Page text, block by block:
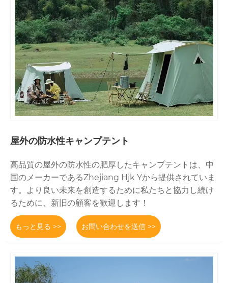
屋外の防水性キャンプテント
高品質の屋外の防水性の肥厚したキャンプテントは、中
国のメーカーであるZhejiang Hjk Yから提供されていま
す。より良い未来を創造するために私たちと協力し続け
るために、新旧の顧客を歓迎します！
もっと見る >> お問い合わせを送信 >>